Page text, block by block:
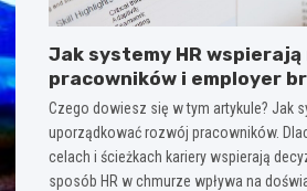
Jak systemy HR wspierają
pracowników i employer
Czego dowiesz się w tym artykule? Jak
uporządkować rozwój pracowników.
celach i ścieżkach kariery wspierają
sposób HR w chmurze wpływa na